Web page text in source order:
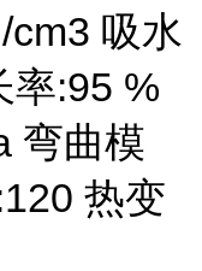
吸水
率:95 %
弯曲模
热变